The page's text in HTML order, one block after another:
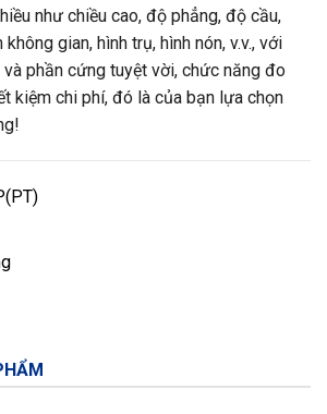
như chiều cao, độ phẳng, độ cầu,
gian, hình trụ, hình nón, v.v., với
và phần cứng tuyệt vời, chức năng đo
kiệm chi phí, đó là của bạn lựa chọn